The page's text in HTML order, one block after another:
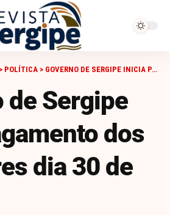
> POLÍTICA > GOVERNO DE SERGIPE INICIA PAGAMENTO DOS SERVIDORES DIA 30 DE JULHO
de Sergipe
dos
dia 30 de